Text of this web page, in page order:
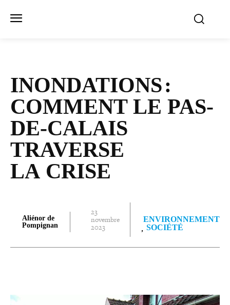
INONDATIONS :
COMMENT LE PAS-​
DE-​CALAIS
TRAVERSE
LA CRISE
Aliénor de
Pompignan
23
novembre
2023
ENVIRONNEMENT
SOCIÉTÉ